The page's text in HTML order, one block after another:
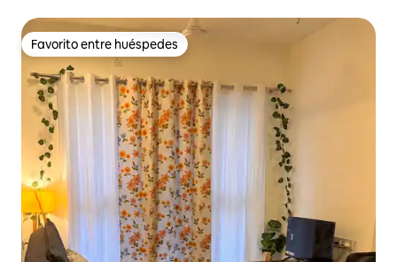
Favorito entre huéspedes
Favorito entre huéspedes